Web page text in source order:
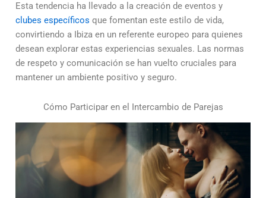
Esta tendencia ha llevado a la creación de eventos y
clubes específicos que fomentan este estilo de vida,
convirtiendo a Ibiza en un referente europeo para quienes
desean explorar estas experiencias sexuales. Las normas
de respeto y comunicación se han vuelto cruciales para
mantener un ambiente positivo y seguro.
Cómo Participar en el Intercambio de Parejas